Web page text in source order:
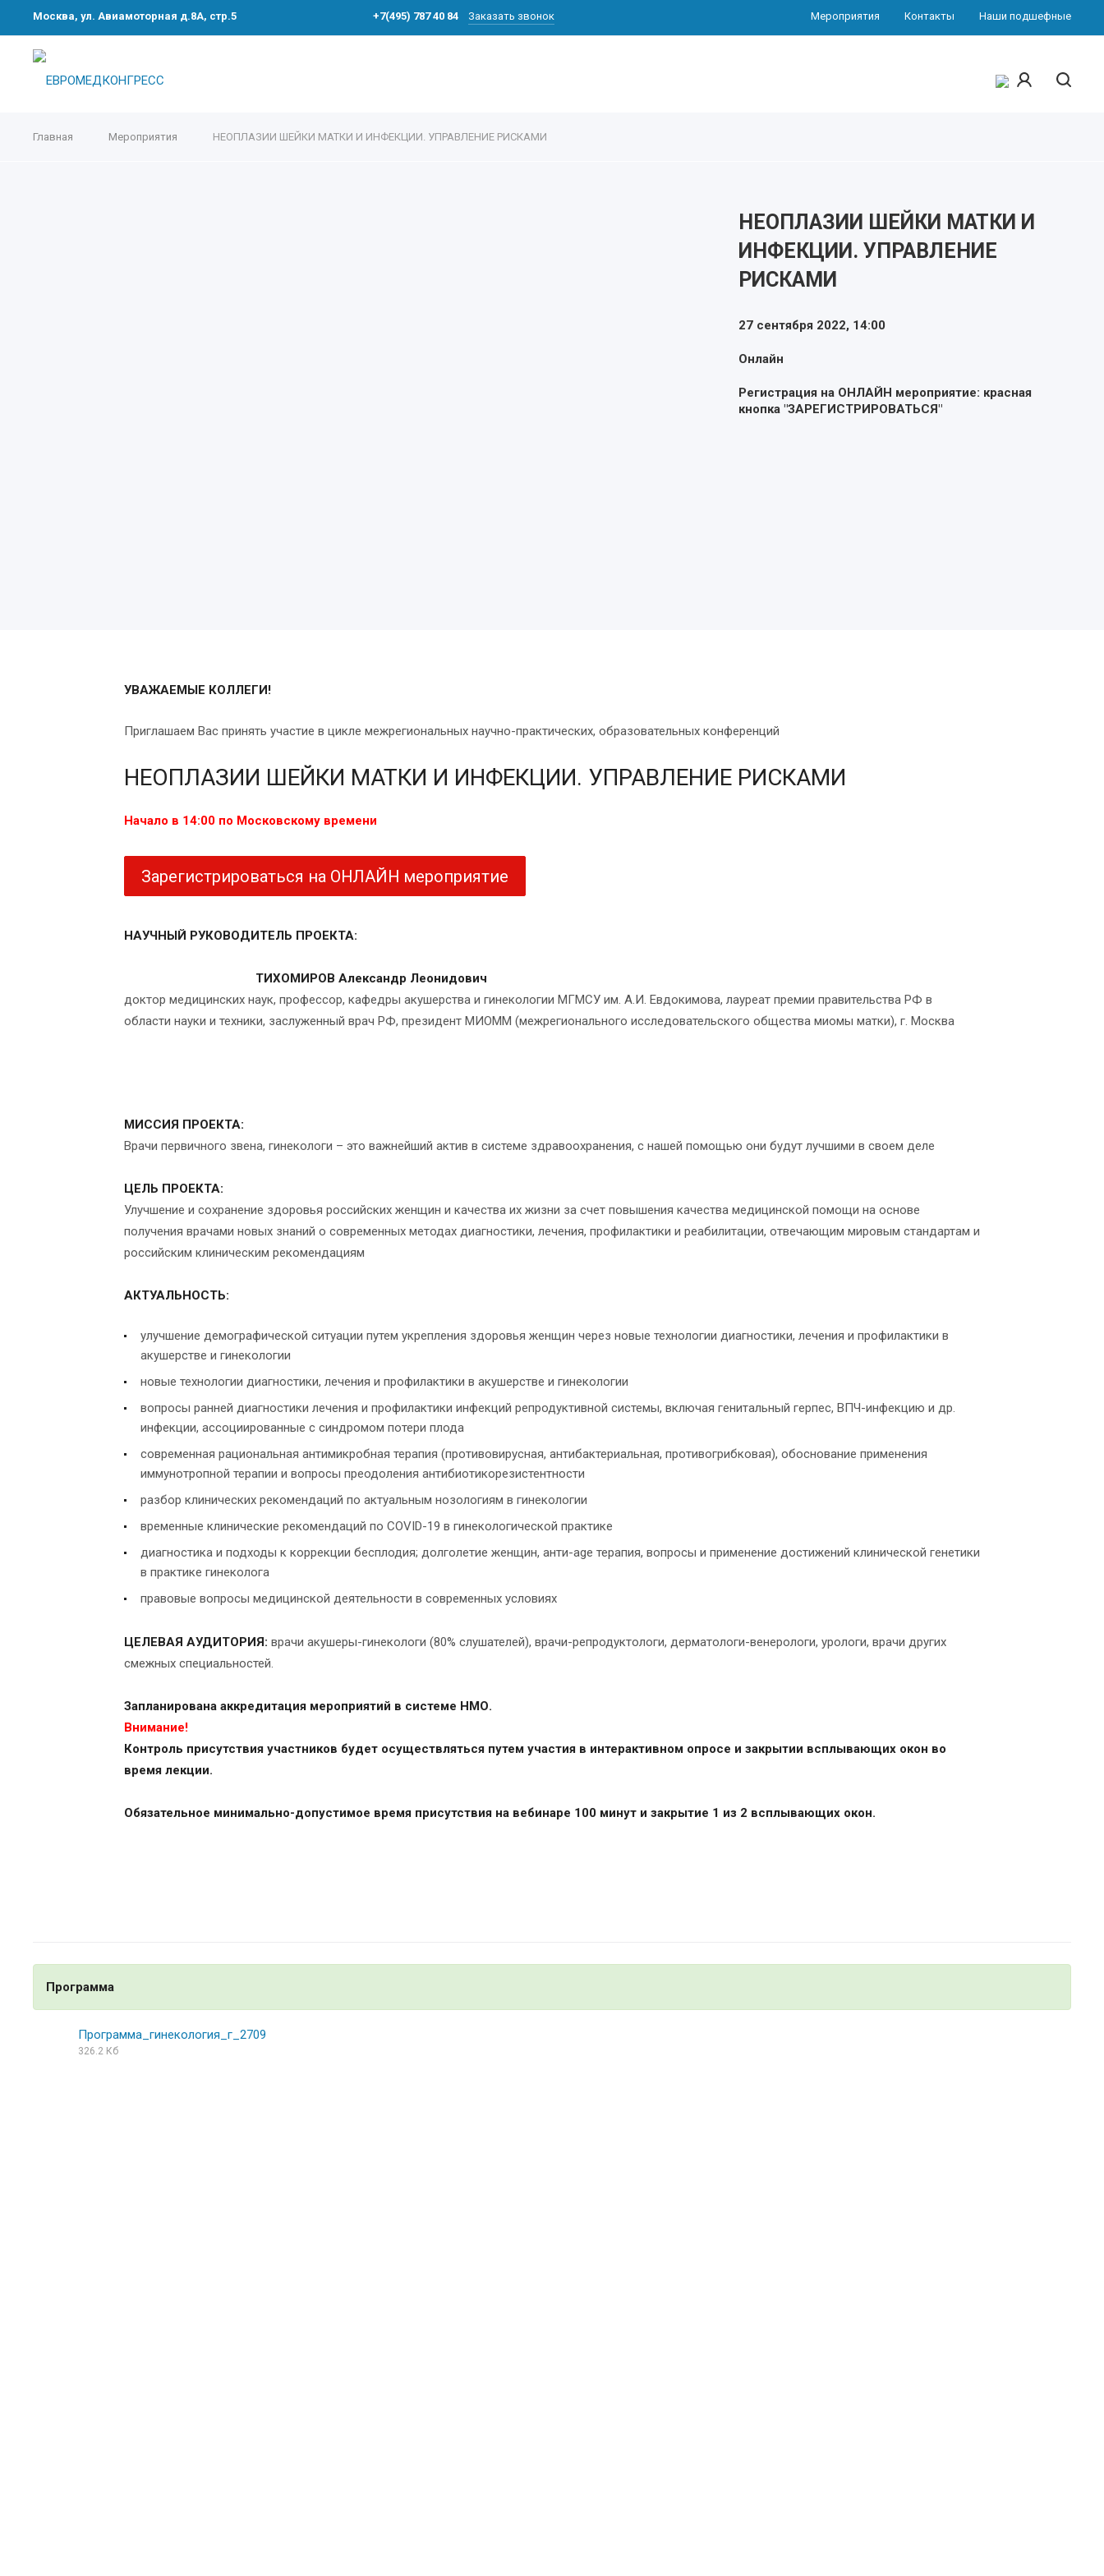
Москва, ул. Авиамоторная д.8А, стр.5 +7(495) 787 40 84 Заказать звонок Мероприятия Контакты Наши подшефные
Главная Мероприятия НЕОПЛАЗИИ ШЕЙКИ МАТКИ И ИНФЕКЦИИ. УПРАВЛЕНИЕ РИСКАМИ
НЕОПЛАЗИИ ШЕЙКИ МАТКИ И
ИНФЕКЦИИ. УПРАВЛЕНИЕ
РИСКАМИ
27 сентября 2022, 14:00
Онлайн
Регистрация на ОНЛАЙН мероприятие: красная
кнопка "ЗАРЕГИСТРИРОВАТЬСЯ"
УВАЖАЕМЫЕ КОЛЛЕГИ!
Приглашаем Вас принять участие в цикле межрегиональных научно-практических, образовательных конференций
НЕОПЛАЗИИ ШЕЙКИ МАТКИ И ИНФЕКЦИИ. УПРАВЛЕНИЕ РИСКАМИ
Начало в 14:00 по Московскому времени
Зарегистрироваться на ОНЛАЙН мероприятие
НАУЧНЫЙ РУКОВОДИТЕЛЬ ПРОЕКТА:
ТИХОМИРОВ Александр Леонидович
доктор медицинских наук, профессор, кафедры акушерства и гинекологии МГМСУ им. А.И. Евдокимова, лауреат премии правительства РФ в
области науки и техники, заслуженный врач РФ, президент МИОММ (межрегионального исследовательского общества миомы матки), г. Москва
МИССИЯ ПРОЕКТА:
Врачи первичного звена, гинекологи – это важнейший актив в системе здравоохранения, с нашей помощью они будут лучшими в своем деле
ЦЕЛЬ ПРОЕКТА:
Улучшение и сохранение здоровья российских женщин и качества их жизни за счет повышения качества медицинской помощи на основе
получения врачами новых знаний о современных методах диагностики, лечения, профилактики и реабилитации, отвечающим мировым стандартам и
российским клиническим рекомендациям
АКТУАЛЬНОСТЬ:
улучшение демографической ситуации путем укрепления здоровья женщин через новые технологии диагностики, лечения и профилактики в
акушерстве и гинекологии
новые технологии диагностики, лечения и профилактики в акушерстве и гинекологии
вопросы ранней диагностики лечения и профилактики инфекций репродуктивной системы, включая генитальный герпес, ВПЧ-инфекцию и др.
инфекции, ассоциированные с синдромом потери плода
современная рациональная антимикробная терапия (противовирусная, антибактериальная, противогрибковая), обоснование применения
иммунотропной терапии и вопросы преодоления антибиотикорезистентности
разбор клинических рекомендаций по актуальным нозологиям в гинекологии
временные клинические рекомендаций по COVID-19 в гинекологической практике
диагностика и подходы к коррекции бесплодия; долголетие женщин, анти-age терапия, вопросы и применение достижений клинической генетики
в практике гинеколога
правовые вопросы медицинской деятельности в современных условиях
ЦЕЛЕВАЯ АУДИТОРИЯ: врачи акушеры-гинекологи (80% слушателей), врачи-репродуктологи, дерматологи-венерологи, урологи, врачи других
смежных специальностей.
Запланирована аккредитация мероприятий в системе НМО.
Внимание!
Контроль присутствия участников будет осуществляться путем участия в интерактивном опросе и закрытии всплывающих окон во
время лекции.
Обязательное минимально-допустимое время присутствия на вебинаре 100 минут и закрытие 1 из 2 всплывающих окон.
Программа
Программа_гинекология_г_2709
326.2 Кб